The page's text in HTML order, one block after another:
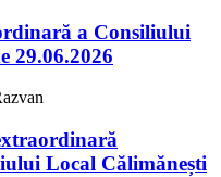
a Consiliului
29.06.2026
Local Călimănești